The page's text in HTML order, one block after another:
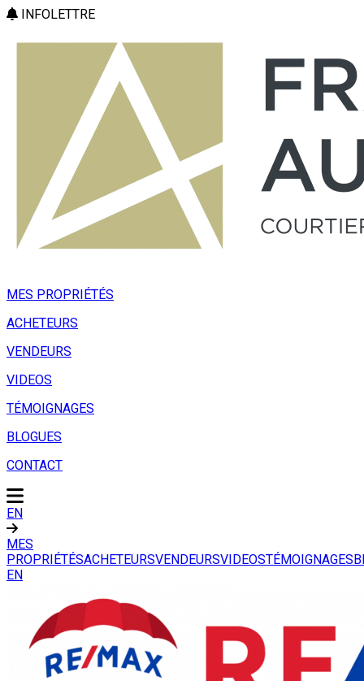
INFOLETTRE
MES PROPRIÉTÉS
ACHETEURS
VENDEURS
VIDEOS
TÉMOIGNAGES
BLOGUES
CONTACT
EN
MES
PROPRIÉTÉSACHETEURSVENDEURSVIDEOSTÉMOIGNAGES
EN